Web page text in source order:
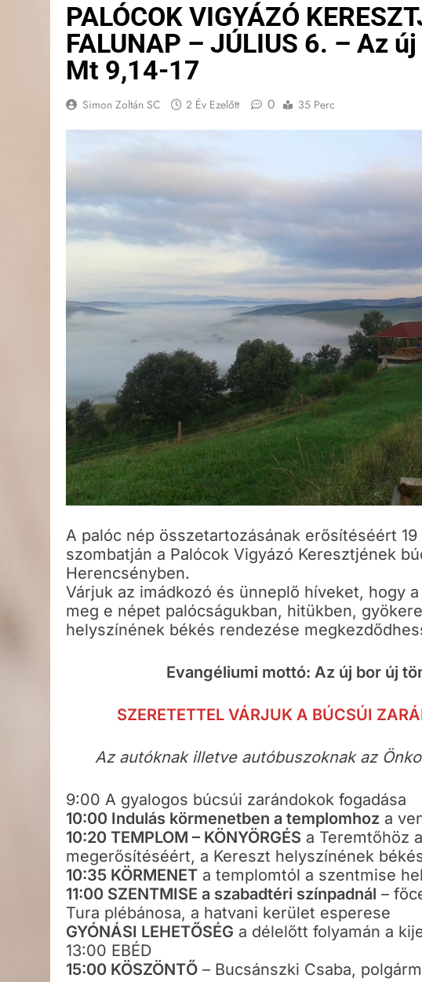
PALÓCOK VIGYÁZÓ
FALUNAP – JÚLIUS 6. – Az
Mt 9,14-17
Simon Zoltán SC 2 Év Ezelőtt 0 35 Perc
A palóc nép összetartozásának erősítéséért
szombatján a Palócok Vigyázó Keresztjének
Herencsényben.
Várjuk az imádkozó és ünneplő híveket, hogy
meg e népet palócságukban, hitükben,
helyszínének békés rendezése
Evangéliumi mottó: Az új bor új
SZERETETTEL VÁRJUK A BÚCSÚI
Az autóknak illetve autóbuszoknak az
9:00 A gyalogos búcsúi zarándokok fogadása
10:00 Indulás körmenetben a templomhoz a
10:20 TEMPLOM – KÖNYÖRGÉS a Teremtőhöz
megerősítéséért, a Kereszt helyszínének
10:35 KÖRMENET a templomtól a szentmise
11:00 SZENTMISE a szabadtéri színpadnál –
Tura plébánosa, a hatvani kerület esperese
GYÓNÁSI LEHETŐSÉG a délelőtt folyamán a
13:00 EBÉD
15:00 KÖSZÖNTŐ – Bucsánszki Csaba,